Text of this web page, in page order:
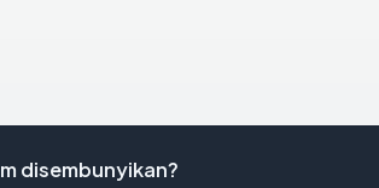
disembunyikan?